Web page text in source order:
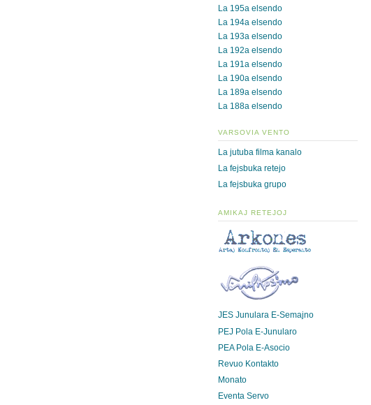
La 195a elsendo
La 194a elsendo
La 193a elsendo
La 192a elsendo
La 191a elsendo
La 190a elsendo
La 189a elsendo
La 188a elsendo
VARSOVIA VENTO
La jutuba filma kanalo
La fejsbuka retejo
La fejsbuka grupo
AMIKAJ RETEJOJ
JES Junulara E-Semajno
PEJ Pola E-Junularo
PEA Pola E-Asocio
Revuo Kontakto
Monato
Eventa Servo